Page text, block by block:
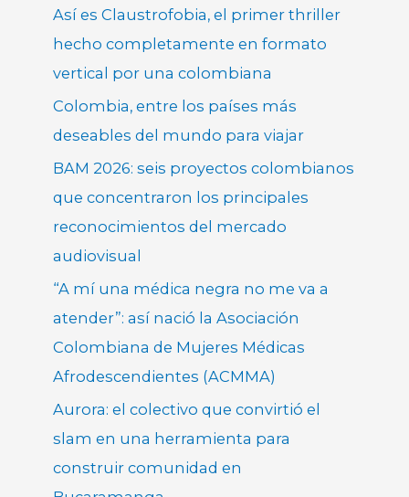
Así es Claustrofobia, el primer thriller
hecho completamente en formato
vertical por una colombiana
Colombia, entre los países más
deseables del mundo para viajar
BAM 2026: seis proyectos colombianos
que concentraron los principales
reconocimientos del mercado
audiovisual
“A mí una médica negra no me va a
atender”: así nació la Asociación
Colombiana de Mujeres Médicas
Afrodescendientes (ACMMA)
Aurora: el colectivo que convirtió el
slam en una herramienta para
construir comunidad en